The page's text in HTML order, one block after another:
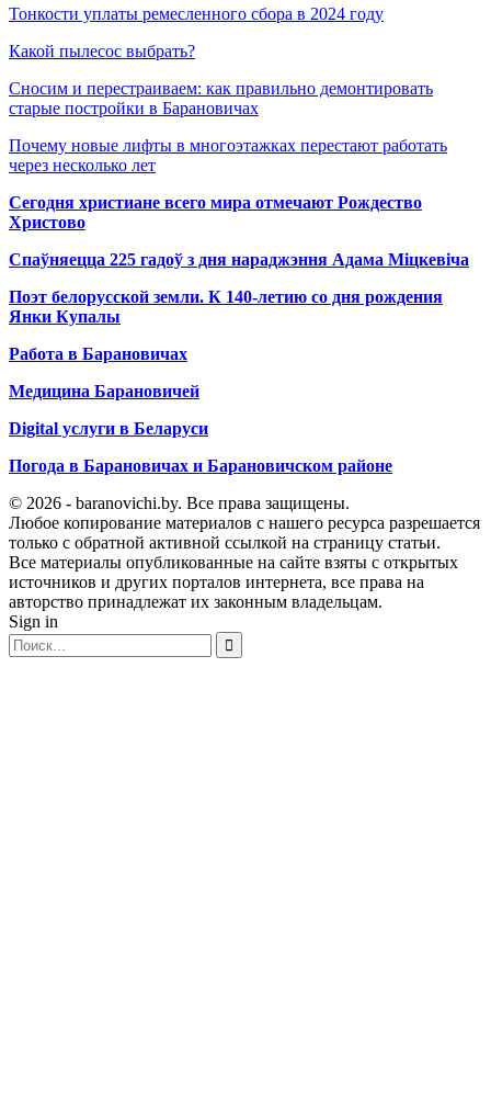
Тонкости уплаты ремесленного сбора в 2024 году
Какой пылесос выбрать?
Сносим и перестраиваем: как правильно демонтировать
старые постройки в Барановичах
Почему новые лифты в многоэтажках перестают работать
через несколько лет
Сегодня христиане всего мира отмечают Рождество
Христово
Спаўняецца 225 гадоў з дня нараджэння Адама Міцкевіча
Поэт белорусской земли. К 140-летию со дня рождения
Янки Купалы
Работа в Барановичах
Медицина Барановичей
Digital услуги в Беларуси
Погода в Барановичах и Барановичском районе
© 2026 - baranovichi.by. Все права защищены.
Любое копирование материалов с нашего ресурса разрешается
только с обратной активной ссылкой на страницу статьи.
Все материалы опубликованные на сайте взяты с открытых
источников и других порталов интернета, все права на
авторство принадлежат их законным владельцам.
Sign in